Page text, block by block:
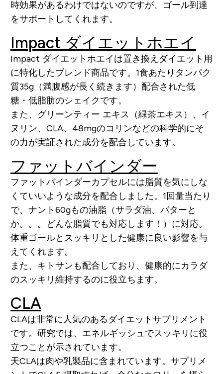
時効果があるわけではないのですが、ゴール到達
をサポートしてくれます。
Impact ダイエットホエイ
Impact ダイエットホエイは置き換えダイエット用
に特化したブレンド商品です。1食あたりタンパク
質35g（満腹感が長く続きます）配合された低
糖・低脂肪のシェイクです。
また、グリーンティー エキス（緑茶エキス）、イ
ヌリン、CLA、48mgのコリンなどの科学的にそ
の力が実証された成分を配合しています。
ファットバインダー
ファットバインダーカプセルには脂質を気にしな
くていいような成分を配合しました。1回量当たり
で、ナント60gもの油脂（サラダ油、バターと
か。。。どんな脂質でも対応します！）に対応。
体重ゴールとスッキリとした健康に良い影響を与
えてくれます。
また、キトサンも配合しており、健康的にカラダ
のスッキリ維持するのに役立ちます。
CLA
CLAは非常に人気のあるダイエットサプリメント
です。研究では、エネルギッシュでスッキリに役
立つことが示されています。
天CLAは肉や乳製品に含まれています。サプリメ